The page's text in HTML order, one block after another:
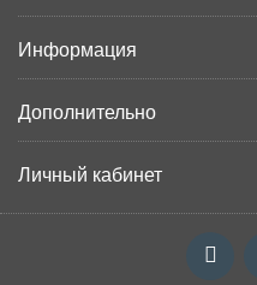
Информация
Дополнительно
Личный кабинет